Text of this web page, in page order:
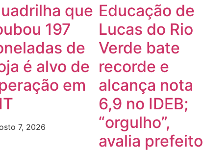
que
197
de
é alvo de
em
7, 2026
Educação de
Lucas do Rio
Verde bate
recorde e
alcança nota
6,9 no IDEB;
“orgulho”,
avalia prefeito